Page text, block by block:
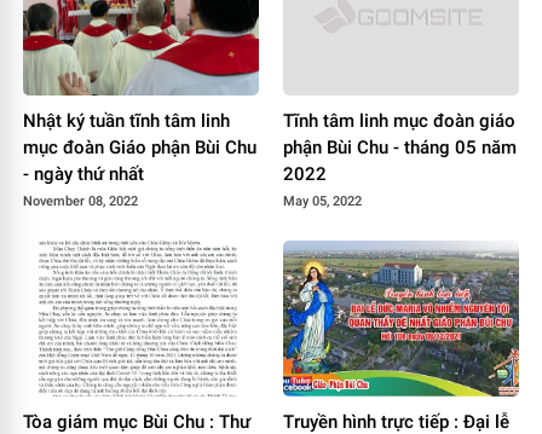
Nhật ký tuần tĩnh tâm linh
mục đoàn Giáo phận Bùi Chu
- ngày thứ nhất
November 08, 2022
Tĩnh tâm linh mục đoàn giáo
phận Bùi Chu - tháng 05 năm
2022
May 05, 2022
Tòa giám mục Bùi Chu : Thư Truyền hình trực tiếp : Đại lễ